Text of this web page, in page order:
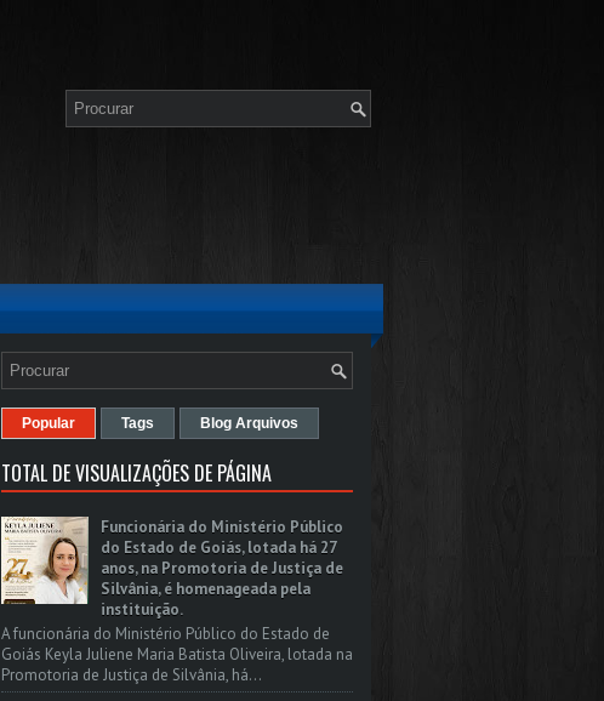
Popular Tags Blog Arquivos
TOTAL DE VISUALIZAÇÕES DE PÁGINA
Funcionária do Ministério Público
do Estado de Goiás, lotada há 27
anos, na Promotoria de Justiça de
Silvânia, é homenageada pela
instituição.
A funcionária do Ministério Público do Estado de
Goiás Keyla Juliene Maria Batista Oliveira, lotada na
Promotoria de Justiça de Silvânia, há...